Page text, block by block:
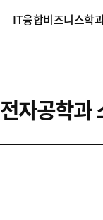
IT융합비즈니스학
전자공학과